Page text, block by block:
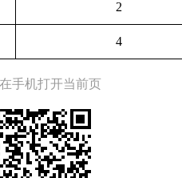
2
4
手机打开当前页